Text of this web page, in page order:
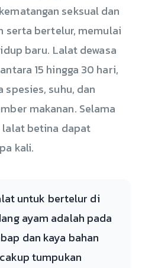
seksual dan
serta bertelur, memulai
baru. Lalat dewasa
15 hingga 30 hari,
suhu, dan
makanan. Selama
lalat betina dapat
kali.
untuk bertelur di
ayam adalah pada
dan kaya bahan
tumpukan